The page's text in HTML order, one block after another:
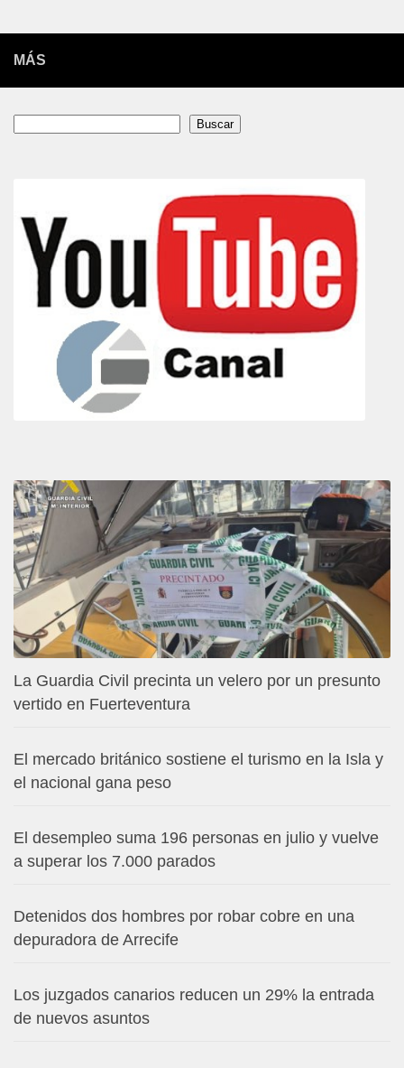
MÁS
Buscar
La Guardia Civil precinta un velero por un presunto
vertido en Fuerteventura
El mercado británico sostiene el turismo en la Isla y
el nacional gana peso
El desempleo suma 196 personas en julio y vuelve
a superar los 7.000 parados
Detenidos dos hombres por robar cobre en una
depuradora de Arrecife
Los juzgados canarios reducen un 29% la entrada
de nuevos asuntos